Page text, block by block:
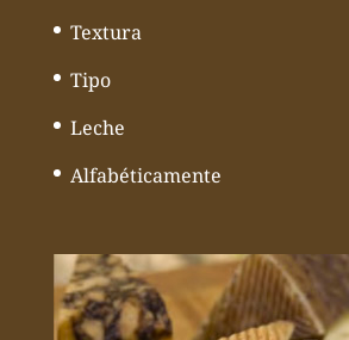
Textura
Tipo
Leche
Alfabéticamente